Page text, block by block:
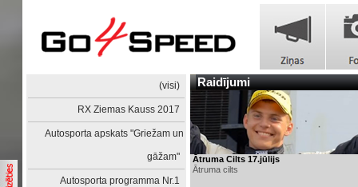
(visi)
RX Ziemas Kauss 2017
Autosporta apskats "Griežam un
gāžam"
Autosporta programma Nr.1
Raidījumi
Ātruma Cilts 17.jūlijs
Ātruma cilts